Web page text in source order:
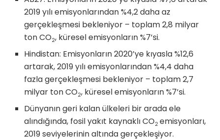
2019 yılı emisyonlarından %4,2 daha az
gerçekleşmesi bekleniyor – toplam 2,8 milyar
ton CO2, küresel emisyonların %7’si.
Hindistan: Emisyonların 2020’ye kıyasla %12,6
artarak, 2019 yılı emisyonlarından %4,4 daha
fazla gerçekleşmesi bekleniyor – toplam 2,7
milyar ton CO2, küresel emisyonların %7’si.
Dünyanın geri kalan ülkeleri bir arada ele
alındığında, fosil yakıt kaynaklı CO2emisyonları,
2019 seviyelerinin altında gerçekleşiyor.